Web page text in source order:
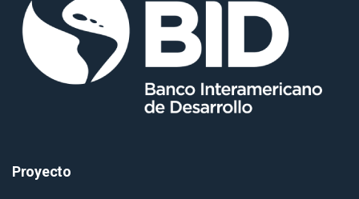
Proyecto